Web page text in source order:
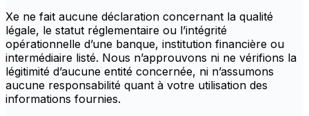
Xe ne fait aucune déclaration concernant la qualité
légale, le statut réglementaire ou l’intégrité
opérationnelle d’une banque, institution financière ou
intermédiaire listé. Nous n’approuvons ni ne vérifions la
légitimité d’aucune entité concernée, ni n’assumons
aucune responsabilité quant à votre utilisation des
informations fournies.